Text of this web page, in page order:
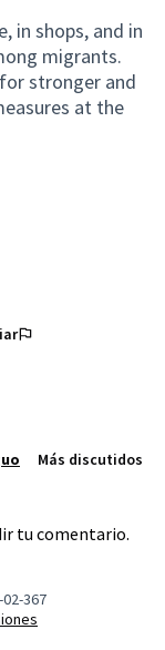
in shops, and in
migrants.
stronger and
at the
Más discutidos
tu comentario.
367